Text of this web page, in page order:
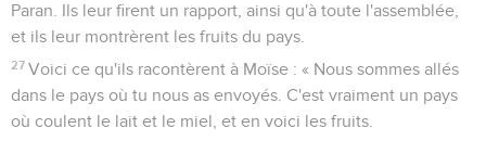
Paran. Ils leur firent un rapport, ainsi qu'à toute l'assemblée,
et ils leur montrèrent les fruits du pays.
27 Voici ce qu'ils racontèrent à Moïse : « Nous sommes allés
dans le pays où tu nous as envoyés. C'est vraiment un pays
où coulent le lait et le miel, et en voici les fruits.